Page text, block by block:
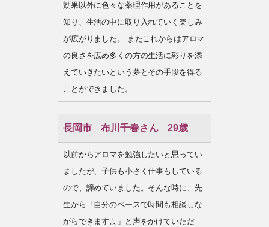
効果以外に色々な薬理作用があることを
知り、生活の中に取り入れていく楽しみ
が広がりました。 またこれからはアロマ
の良さを広め多くの方の生活に彩りを添
えていきたいという夢とその手段を得る
ことができました。
長岡市 布川千春さん 29歳
以前からアロマを勉強したいと思ってい
ましたが、子供も小さく仕事もしている
ので、諦めていました。そんな時に、先
生から「自分のペースで時間も相談しな
がらできますよ」と声をかけていただ